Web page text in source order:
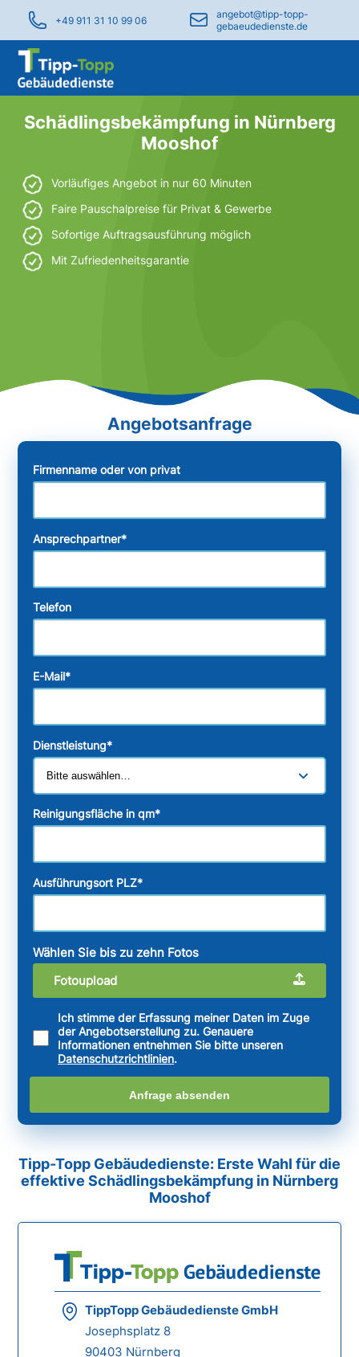
+49 911 31 10 99 06
angebot@tipp-topp-
gebaeudedienste.de
Schädlingsbekämpfung in Nürnberg
Mooshof
Vorläufiges Angebot in nur 60 Minuten
Faire Pauschalpreise für Privat & Gewerbe
Sofortige Auftragsausführung möglich
Mit Zufriedenheitsgarantie
Firmenname oder von privat
Ansprechpartner*
Telefon
E-Mail*
Dienstleistung*
Reinigungsfläche in qm*
Ausführungsort PLZ*
Wählen Sie bis zu zehn Fotos
Fotoupload
Ich stimme der Erfassung meiner Daten im Zuge
der Angebotserstellung zu. Genauere
Informationen entnehmen Sie bitte unseren
Datenschutzrichtlinien.
Anfrage absenden
Tipp-Topp Gebäudedienste: Erste Wahl für die
effektive Schädlingsbekämpfung in Nürnberg
Mooshof
TippTopp Gebäudedienste GmbH
Josephsplatz 8
90403 Nürnberg